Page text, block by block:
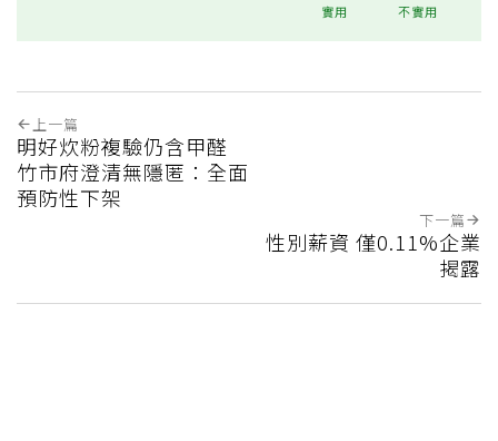
見的隱患」：失智、糖尿病風險大增
還有人照顧」1個月後幻滅心寒
夢遊